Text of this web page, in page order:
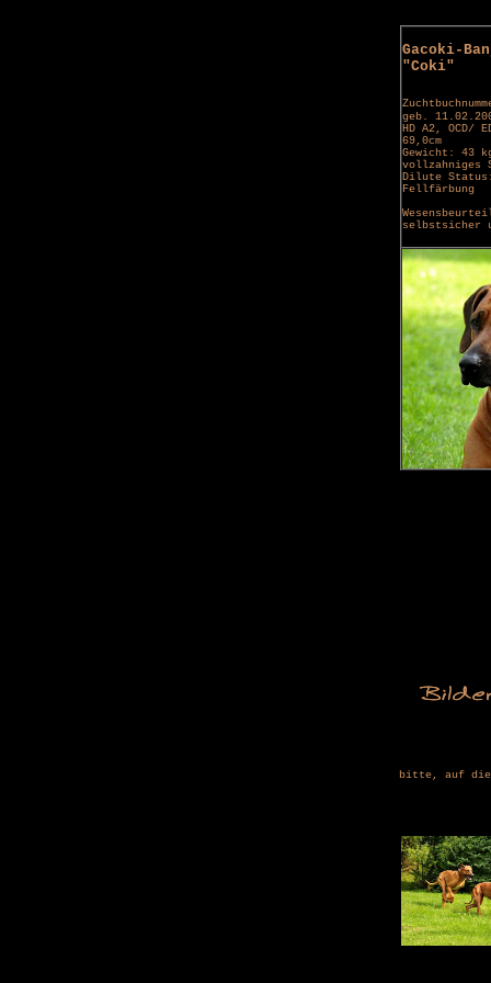
Gacoki-
"Coki"
geb.
HD A2, OCD/
69,0cm
Gewicht: 43
vollzahniges
Dilute
Fellfärbung
selbstsicher
bitte, auf